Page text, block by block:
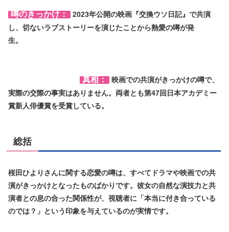
噂のきっかけ：
2023年公開の映画『交換ウソ日記』で共演
し、切ないラブストーリーを演じたことから熱愛の噂が発
生。
真相：
映画での共演がきっかけの噂で、
実際の交際の事実はありません。両者とも第47回日本アカデミー
賞新人俳優賞を受賞している。
総括
桜田ひよりさんに関する恋愛の噂は、すべてドラマや映画での共
演がきっかけとなったものばかりです。彼女の自然な演技力と共
演者との息の合った関係性が、視聴者に「本当に付き合っている
のでは？」という印象を与えているのが実情です。